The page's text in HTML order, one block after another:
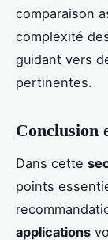
comparaison
complexité
guidant vers
pertinentes.
Conclusion
Dans cette
points
applications